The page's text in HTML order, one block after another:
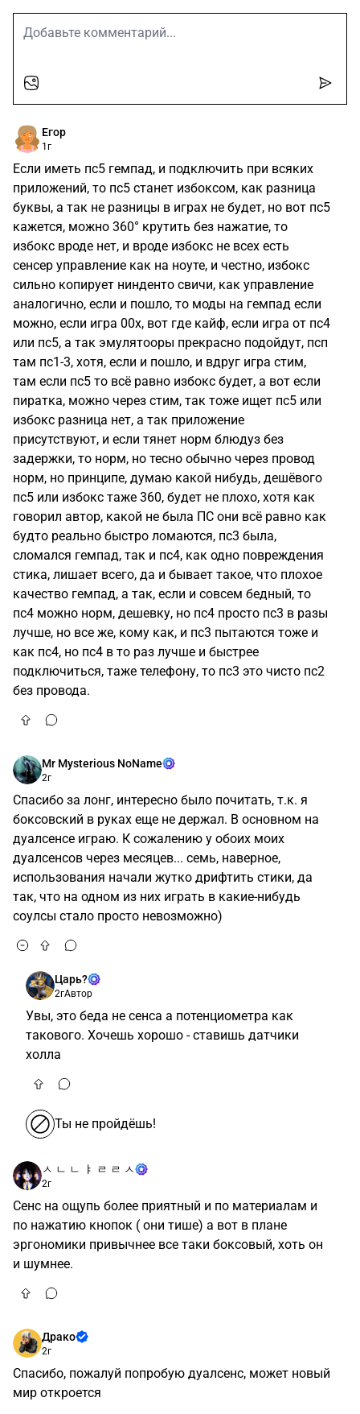
Егор
1г
Если иметь пс5 гемпад, и подключить при всяких
приложений, то пс5 станет избоксом, как разница
буквы, а так не разницы в играх не будет, но вот пс5
кажется, можно 360° крутить без нажатие, то
избокс вроде нет, и вроде избокс не всех есть
сенсер управление как на ноуте, и честно, избокс
сильно копирует нинденто свичи, как управление
аналогично, если и пошло, то моды на гемпад если
можно, если игра 00х, вот где кайф, если игра от пс4
или пс5, а так эмулятооры прекрасно подойдут, псп
там пс1-3, хотя, если и пошло, и вдруг игра стим,
там если пс5 то всё равно избокс будет, а вот если
пиратка, можно через стим, так тоже ищет пс5 или
избокс разница нет, а так приложение
присутствуют, и если тянет норм блюдуз без
задержки, то норм, но тесно обычно через провод
норм, но принципе, думаю какой нибудь, дешёвого
пс5 или избокс таже 360, будет не плохо, хотя как
говорил автор, какой не была ПС они всё равно как
будто реально быстро ломаются, пс3 была,
сломался гемпад, так и пс4, как одно повреждения
стика, лишает всего, да и бывает такое, что плохое
качество гемпад, а так, если и совсем бедный, то
пс4 можно норм, дешевку, но пс4 просто пс3 в разы
лучше, но все же, кому как, и пс3 пытаются тоже и
как пс4, но пс4 в то раз лучше и быстрее
подключиться, таже телефону, то пс3 это чисто пс2
без провода.
Mr Mysterious NoName
2г
Спасибо за лонг, интересно было почитать, т.к. я
боксовский в руках еще не держал. В основном на
дуалсенсе играю. К сожалению у обоих моих
дуалсенсов через месяцев... семь, наверное,
использования начали жутко дрифтить стики, да
так, что на одном из них играть в какие-нибудь
соулсы стало просто невозможно)
Царь?
2гАвтор
Увы, это беда не сенса а потенциометра как
такового. Хочешь хорошо - ставишь датчики
холла
Ты не пройдёшь!
ㅅ ㄴ ㄴ ㅑ ㄹ ㄹ ㅅ
2г
Сенс на ощупь более приятный и по материалам и
по нажатию кнопок ( они тише) а вот в плане
эргономики привычнее все таки боксовый, хоть он
и шумнее.
Драко
2г
Спасибо, пожалуй попробую дуалсенс, может новый
мир откроется